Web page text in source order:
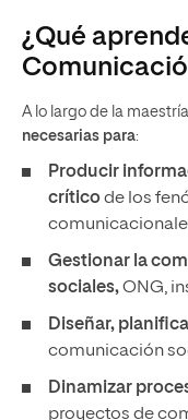
¿Qué
A lo largo de la maestría
necesarias para:
Producir
críticode los
Gestionar la
sociales,ONG,
Diseñar,
comunicación
Dinamizar
proyectos de